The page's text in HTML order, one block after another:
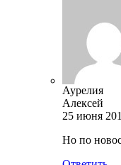
Аурелия
Алексей
25 июня
Но по